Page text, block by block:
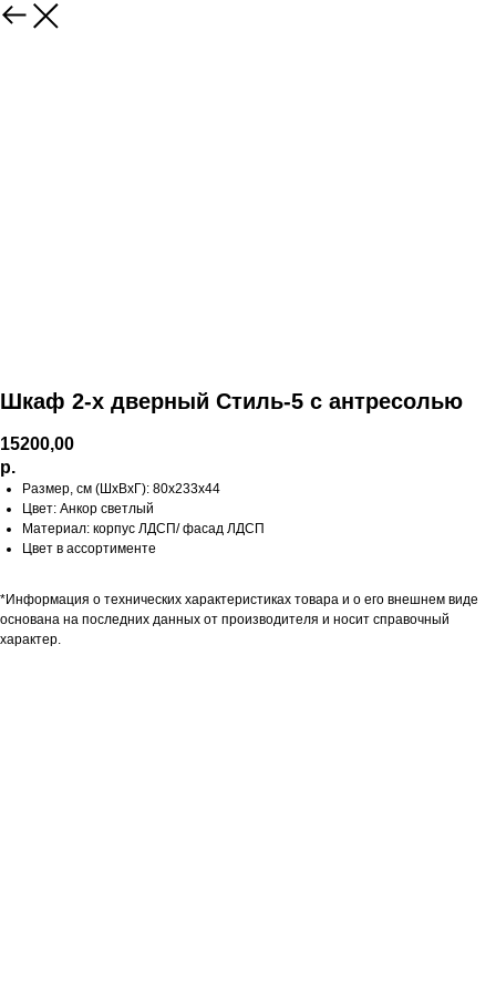
Шкаф 2-х дверный Стиль-5 с антресолью
15200,00
р.
Размер, см (ШхВхГ): 80х233х44
Цвет: Анкор светлый
Материал: корпус ЛДСП/ фасад ЛДСП
Цвет в ассортименте
*Информация о технических характеристиках товара и о его внешнем виде
основана на последних данных от производителя и носит справочный
характер.